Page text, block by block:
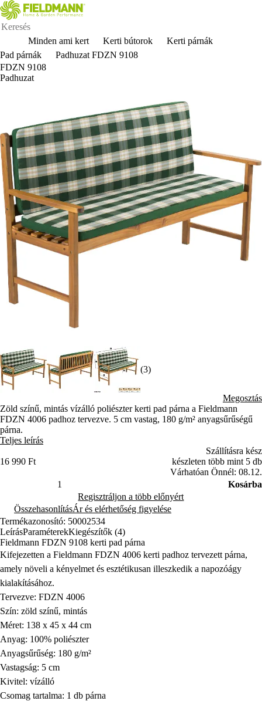
Minden ami kert Kerti bútorok
Kerti párnák
Pad párnák
Padhuzat FDZN 9108
FDZN 9108
Padhuzat
(3)
Megosztás
Zöld színű, mintás vízálló poliészter kerti pad párna a Fieldmann
FDZN 4006 padhoz tervezve. 5 cm vastag, 180 g/m² anyagsűrűségű
párna.
Teljes leírás
16 990 Ft
Szállításra kész
készleten több mint 5 db
Várhatóan Önnél: 08.12.
Kosárba
Regisztráljon a több előnyért
ÖsszehasonlításÁr és elérhetőség figyelése
Termékazonosító: 50002534
LeírásParaméterekKiegészítők (4)
Fieldmann FDZN 9108 kerti pad párna
Kifejezetten a Fieldmann FDZN 4006 kerti padhoz tervezett párna,
amely növeli a kényelmet és esztétikusan illeszkedik a napozóágy
kialakításához.
Tervezve: FDZN 4006
Szín: zöld színű, mintás
Méret: 138 x 45 x 44 cm
Anyag: 100% poliészter
Anyagsűrűség: 180 g/m²
Vastagság: 5 cm
Kivitel: vízálló
Csomag tartalma: 1 db párna